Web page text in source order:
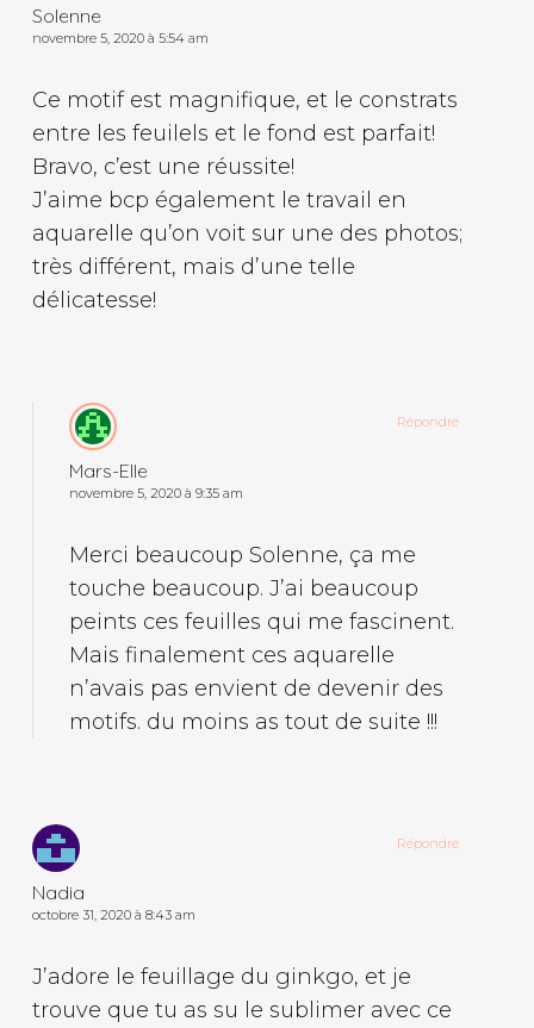
Solenne
novembre 5, 2020 à 5:54 am
Ce motif est magnifique, et le constrats
entre les feuilels et le fond est parfait!
Bravo, c’est une réussite!
J’aime bcp également le travail en
aquarelle qu’on voit sur une des photos;
très différent, mais d’une telle
délicatesse!
Mars-Elle
novembre 5, 2020 à 9:35 am
Merci beaucoup Solenne, ça me
touche beaucoup. J’ai beaucoup
peints ces feuilles qui me fascinent.
Mais finalement ces aquarelle
n’avais pas envient de devenir des
motifs. du moins as tout de suite !!!
Répondre
Nadia
octobre 31, 2020 à 8:43 am
J’adore le feuillage du ginkgo, et je
trouve que tu as su le sublimer avec ce
Répondre